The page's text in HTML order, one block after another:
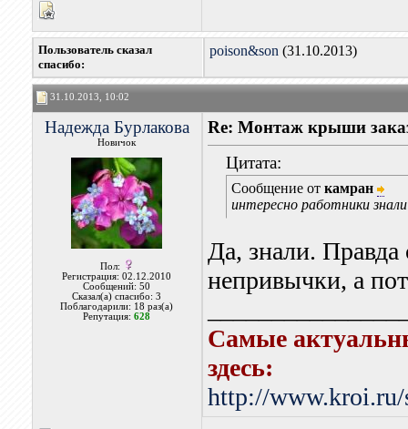
Пользователь сказал
cпасибо:
poison&son (31.10.2013)
31.10.2013, 10:02
Надежда Бурлакова
Новичок
Пол:
Регистрация: 02.12.2010
Сообщений: 50
Сказал(а) спасибо: 3
Поблагодарили: 18 раз(а)
Репутация:628
Re: Монтаж крыши
Цитата:
Сообщение от камран
интересно работники
Да, знали.
непривычки, а
Самые
здесь:
http://www.kroi.ru/